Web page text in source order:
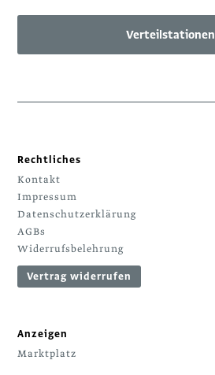
Verteilstationen
Rechtliches
Kontakt
Impressum
Datenschutzerklärung
AGBs
Widerrufsbelehrung
Vertrag widerrufen
Anzeigen
Marktplatz